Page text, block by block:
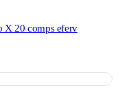
X 20 comps eferv